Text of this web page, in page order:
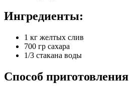
Ингредиенты:
1 кг желтых слив
700 гр сахара
1/3 стакана воды
Способ приготовления